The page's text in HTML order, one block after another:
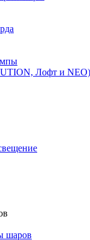
Лофт и NEO)
шаров